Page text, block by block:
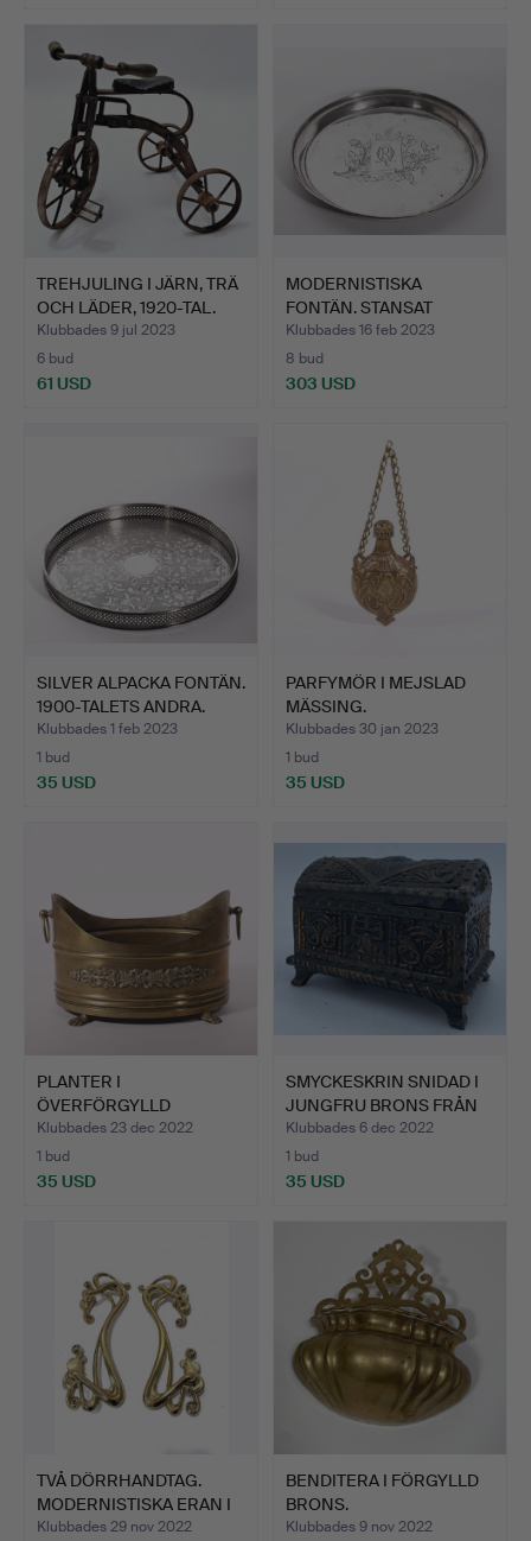
TREHJULING I JÄRN, TRÄ
OCH LÄDER, 1920-TAL.
Klubbades 9 jul 2023
6 bud
61 USD
MODERNISTISKA
FONTÄN. STANSAT
SILVER. OMKR…
Klubbades 16 feb 2023
8 bud
303 USD
SILVER ALPACKA FONTÄN.
1900-TALETS ANDRA.
Klubbades 1 feb 2023
1 bud
35 USD
PARFYMÖR I MEJSLAD
MÄSSING.
Klubbades 30 jan 2023
1 bud
35 USD
PLANTER I
ÖVERFÖRGYLLD
MÄSSING. 1900-TALET…
Klubbades 23 dec 2022
1 bud
35 USD
SMYCKESKRIN SNIDAD I
JUNGFRU BRONS FRÅN
MO…
Klubbades 6 dec 2022
1 bud
35 USD
TVÅ DÖRRHANDTAG.
MODERNISTISKA ERAN I
FÖRG…
Klubbades 29 nov 2022
BENDITERA I FÖRGYLLD
BRONS.
Klubbades 9 nov 2022